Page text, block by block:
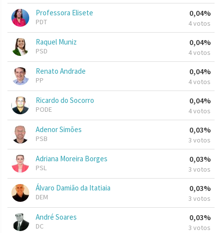
Professora Elisete
PDT
0,04%
4 votos
Raquel Muniz
PSD
0,04%
4 votos
Renato Andrade
PP
0,04%
4 votos
Ricardo do Socorro
PODE
0,04%
4 votos
Adenor Simões
PSB
0,03%
3 votos
Adriana Moreira Borges
PSL
0,03%
3 votos
Álvaro Damião da Itatiaia
DEM
0,03%
3 votos
André Soares
DC
0,03%
3 votos